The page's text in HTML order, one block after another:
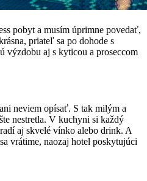
pobyt a musím úprimne povedať,
priateľ sa po dohode s
výzdobu aj s kyticou a proseccom
neviem opísať. S tak milým a
nestretla. V kuchyni si každý
aj skvelé vínko alebo drink. A
vrátime, naozaj hotel poskytujúci